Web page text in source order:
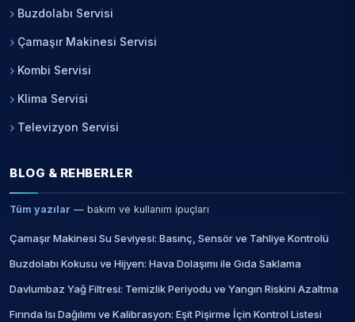
Buzdolabı Servisi
Çamaşır Makinesi Servisi
Kombi Servisi
Klima Servisi
Televizyon Servisi
BLOG & REHBERLER
Tüm yazılar — bakım ve kullanım ipuçları
Çamaşır Makinesi Su Seviyesi: Basınç, Sensör ve Tahliye Kontrolü
Buzdolabı Kokusu ve Hijyen: Hava Dolaşımı ile Gıda Saklama
Davlumbaz Yağ Filtresi: Temizlik Periyodu ve Yangın Riskini Azaltma
Fırında Isı Dağılımı ve Kalibrasyon: Eşit Pişirme İçin Kontrol Listesi